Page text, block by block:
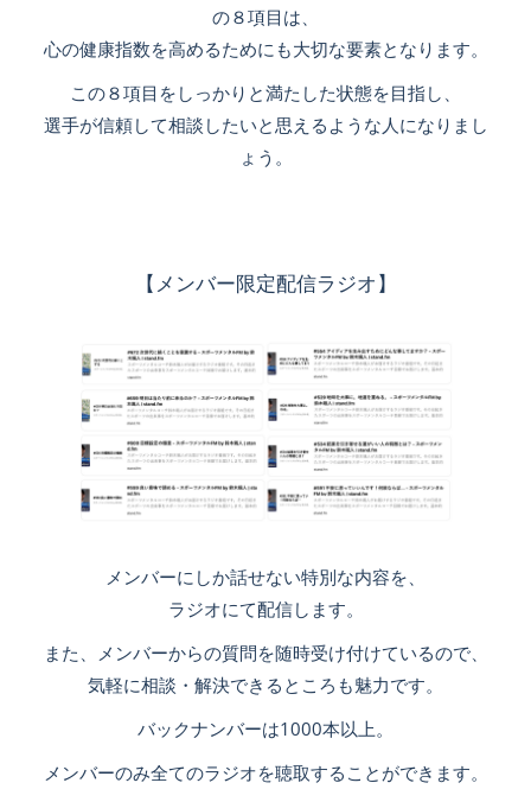
の８項目は、
心の健康指数を高めるためにも大切な要素となります。
この８項目をしっかりと満たした状態を目指し、
選手が信頼して相談したいと思えるような人になりまし
ょう。
【メンバー限定配信ラジオ】
メンバーにしか話せない特別な内容を、
ラジオにて配信します。
また、メンバーからの質問を随時受け付けているので、
気軽に相談・解決できるところも魅力です。
バックナンバーは1000本以上。
メンバーのみ全てのラジオを聴取することができます。